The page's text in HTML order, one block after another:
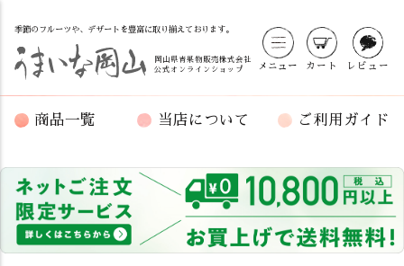
季節のフルーツや、デザートを豊富に取り揃えております。
岡山県青果物販売株式会社
公式オンラインショップ
メニュー カート レビュー
商品一覧 当店について ご利用ガイド